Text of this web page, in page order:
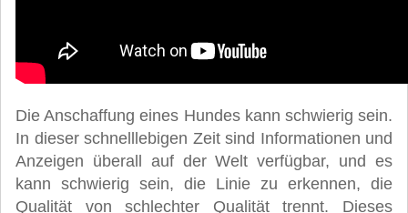
Die Anschaffung eines Hundes kann schwierig sein.
In dieser schnelllebigen Zeit sind Informationen und
Anzeigen überall auf der Welt verfügbar, und es
kann schwierig sein, die Linie zu erkennen, die
Qualität von schlechter Qualität trennt. Dieses